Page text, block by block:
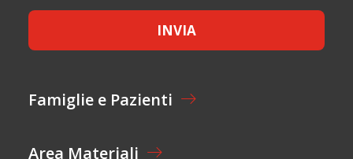
*
E
T
O
*
INVIA
Famiglie e Pazienti
Area Materiali